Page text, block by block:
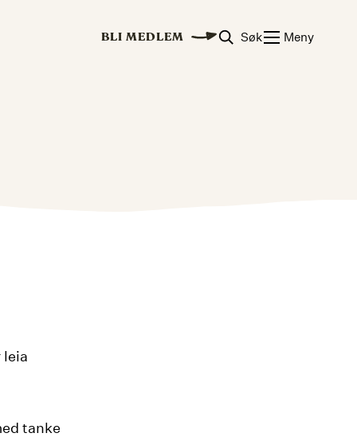
BLI MEDLEM Søk Meny
leia
tanke